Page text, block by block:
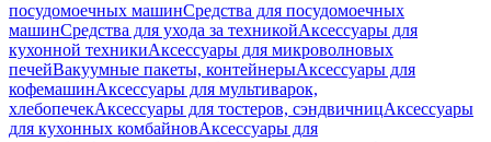
посудомоечных машинСредства для посудомоечных
машинСредства для ухода за техникойАксессуары для
кухонной техникиАксессуары для микроволновых
печейВакуумные пакеты, контейнерыАксессуары для
кофемашинАксессуары для мультиварок,
хлебопечекАксессуары для тостеров, сэндвичницАксессуары
для кухонных комбайновАксессуары для